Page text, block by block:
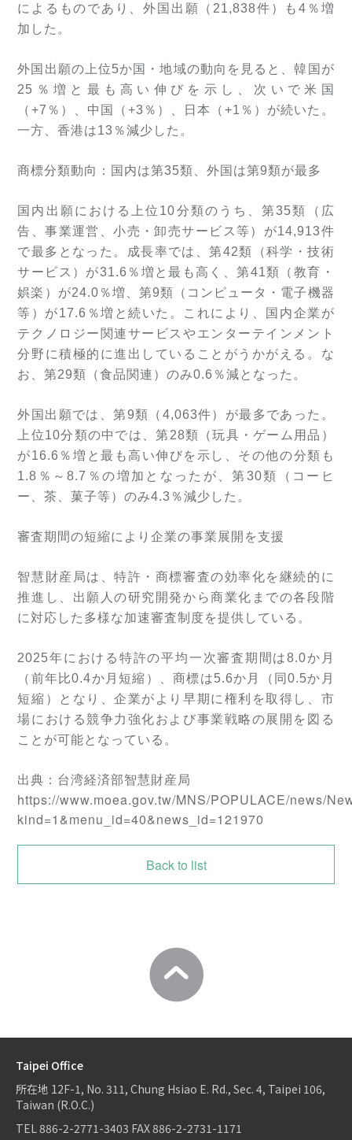
によるものであり、外国出願（21,838件）も4％増
加した。
外国出願の上位5か国・地域の動向を見ると、韓国が
25％増と最も高い伸びを示し、次いで米国
（+7％）、中国（+3％）、日本（+1％）が続いた。
一方、香港は13％減少した。
商標分類動向：国内は第35類、外国は第9類が最多
国内出願における上位10分類のうち、第35類（広
告、事業運営、小売・卸売サービス等）が14,913件
で最多となった。成長率では、第42類（科学・技術
サービス）が31.6％増と最も高く、第41類（教育・
娯楽）が24.0％増、第9類（コンピュータ・電子機器
等）が17.6％増と続いた。これにより、国内企業が
テクノロジー関連サービスやエンターテインメント
分野に積極的に進出していることがうかがえる。な
お、第29類（食品関連）のみ0.6％減となった。
外国出願では、第9類（4,063件）が最多であった。
上位10分類の中では、第28類（玩具・ゲーム用品）
が16.6％増と最も高い伸びを示し、その他の分類も
1.8％～8.7％の増加となったが、第30類（コーヒ
ー、茶、菓子等）のみ4.3％減少した。
審査期間の短縮により企業の事業展開を支援
智慧財産局は、特許・商標審査の効率化を継続的に
推進し、出願人の研究開発から商業化までの各段階
に対応した多様な加速審査制度を提供している。
2025年における特許の平均一次審査期間は8.0か月
（前年比0.4か月短縮）、商標は5.6か月（同0.5か月
短縮）となり、企業がより早期に権利を取得し、市
場における競争力強化および事業戦略の展開を図る
ことが可能となっている。
出典：台湾経済部智慧財産局
https://www.moea.gov.tw/MNS/POPULACE/news/
kind=1&menu_id=40&news_id=121970
Back to list
Taipei Office
所在地 12F-1, No. 311, Chung Hsiao E. Rd., Sec. 4, Taipei 106,
Taiwan (R.O.C.)
TEL886-2-2771-3403 FAX886-2-2731-1171